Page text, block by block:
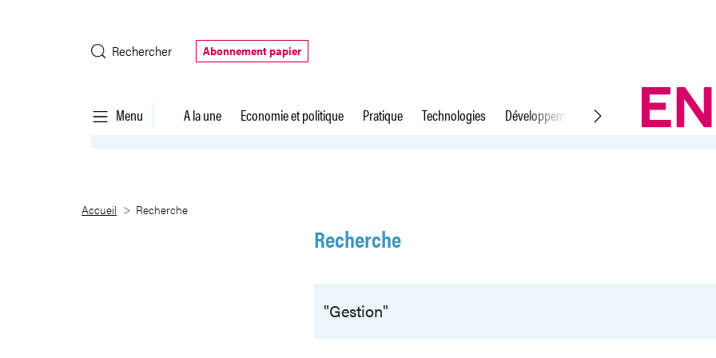
Rechercher
Abonnement papier
Menu A la une Economie et politique Pratique Technologies Développement durable Droit du travail
Recherche
Accueil Recherche
Recherche